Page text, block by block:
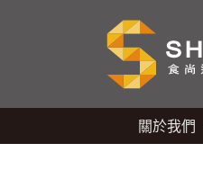
關於我們